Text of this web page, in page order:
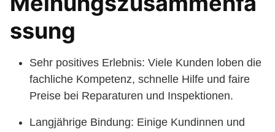
ssung
Sehr positives Erlebnis: Viele Kunden loben die
fachliche Kompetenz, schnelle Hilfe und faire
Preise bei Reparaturen und Inspektionen.
Langjährige Bindung: Einige Kundinnen und